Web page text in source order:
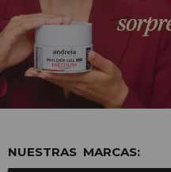
MARCAS: